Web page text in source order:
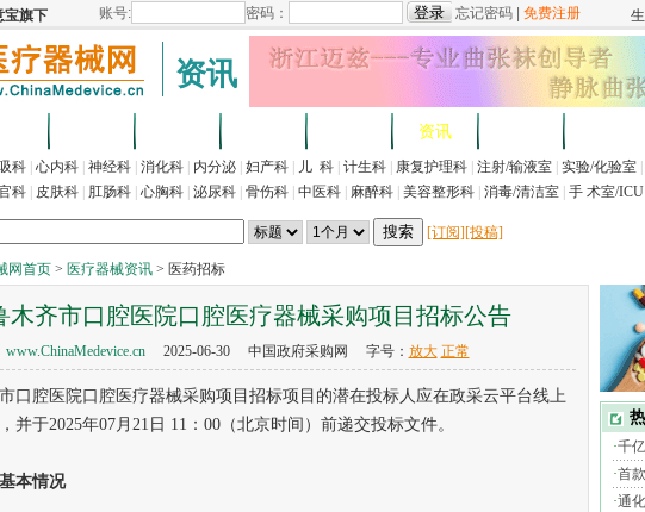
资讯
资讯
科 心内科 神经科 消化科 内分泌 妇产科 儿 科 计生科 康复护理科 注射/输液室 实验/化验室
科 皮肤科 肛肠科 心胸科 泌尿科 骨伤科 中医科 麻醉科 美容整形科 消毒/清洁室 手 术室/ICU
[订阅][投稿]
网首页 > 医疗器械资讯 > 医药招标
木齐市口腔医院口腔医疗器械采购项目招标公告
www.ChinaMedevice.cn2025-06-30 中国政府采购网 字号： 放大 正常
腔医院口腔医疗器械采购项目招标项目的潜在投标人应在政采云平台线上
并于2025年07月21日 11：00（北京时间）前递交投标文件。
本情况